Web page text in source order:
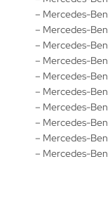
– Mercedes-
– Mercedes-
– Mercedes-
– Mercedes-
– Mercedes-
– Mercedes-
– Mercedes-
– Mercedes-
– Mercedes-
– Mercedes-